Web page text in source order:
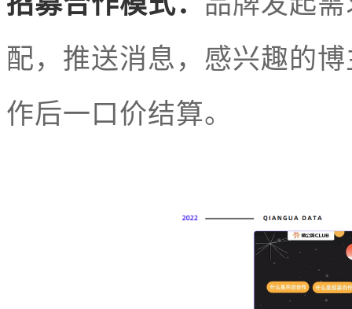
配，推送消息，感兴趣的
作后一口价结算。